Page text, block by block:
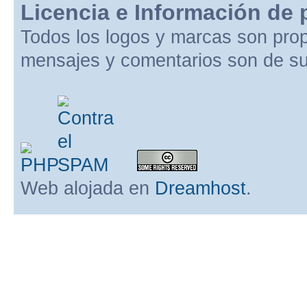
Licencia e Información de
Todos los logos y marcas son
mensajes y comentarios son de
Web alojada en Dreamhost.